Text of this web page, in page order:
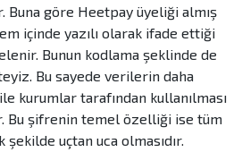
Buna göre Heetpay üyeliği almış
içinde yazılı olarak ifade ettiği
Bunun kodlama şeklinde de
Bu sayede verilerin daha
kurumlar tarafından kullanılması
Bu şifrenin temel özelliği ise tüm
uçtan uca olmasıdır.